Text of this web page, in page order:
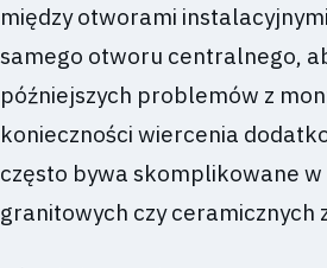
między otworami
samego otworu centralnego,
późniejszych problemów z
konieczności wiercenia
często bywa skomplikowane
granitowych czy ceramicznych